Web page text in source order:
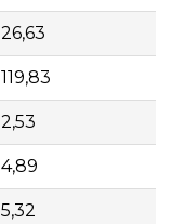
26,63
119,83
2,53
4,89
5,32